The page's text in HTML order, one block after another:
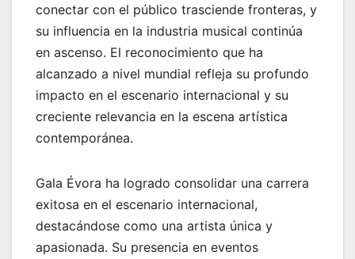
conectar con el público trasciende fronteras, y
su influencia en la industria musical continúa
en ascenso. El reconocimiento que ha
alcanzado a nivel mundial refleja su profundo
impacto en el escenario internacional y su
creciente relevancia en la escena artística
contemporánea.
Gala Évora ha logrado consolidar una carrera
exitosa en el escenario internacional,
destacándose como una artista única y
apasionada. Su presencia en eventos